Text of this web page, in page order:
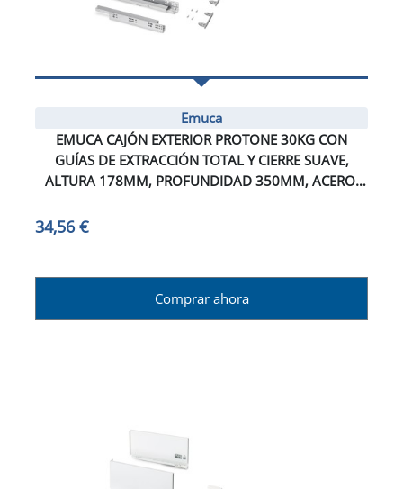
Emuca
EMUCA CAJÓN EXTERIOR PROTONE 30KG CON
GUÍAS DE EXTRACCIÓN TOTAL Y CIERRE SUAVE,
ALTURA 178MM, PROFUNDIDAD 350MM, ACERO,
34,56 €
Comprar ahora